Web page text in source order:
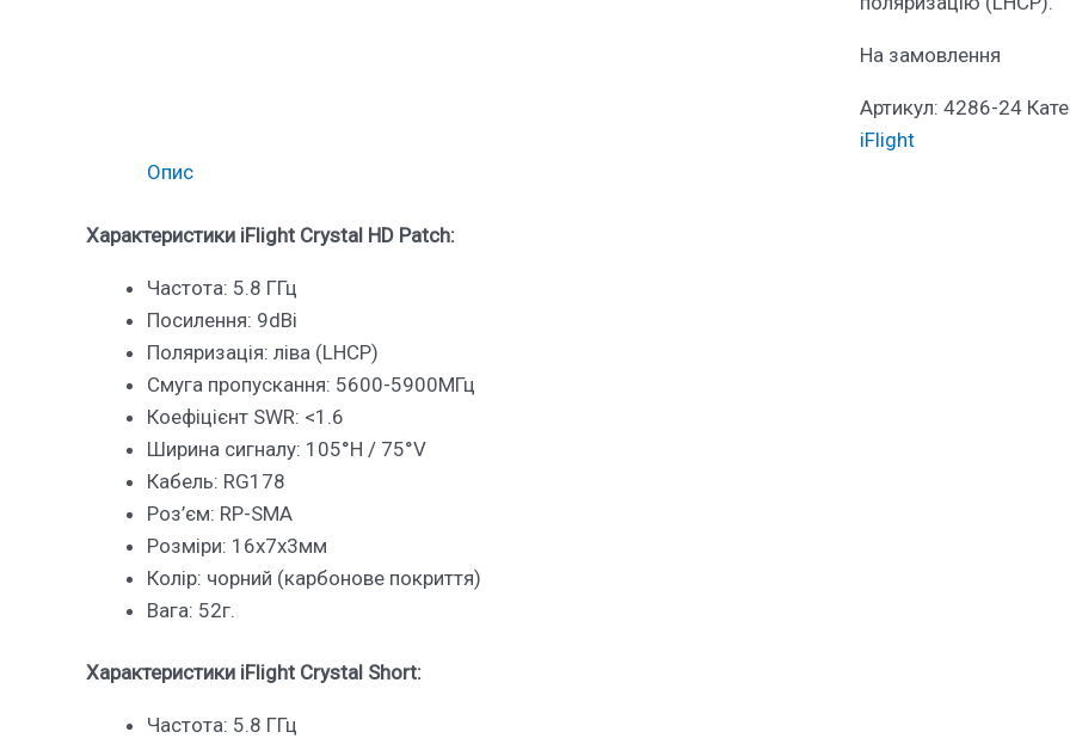
На замовлення
Артикул: 4286-24
iFlight
Опис
Характеристики iFlight Crystal HD Patch:
Частота: 5.8 ГГц
Посилення: 9dBi
Поляризація: ліва (LHCP)
Смуга пропускання: 5600-5900МГц
Коефіцієнт SWR: <1.6
Ширина сигналу: 105°H / 75°V
Кабель: RG178
Роз’єм: RP-SMA
Розміри: 16х7х3мм
Колір: чорний (карбонове покриття)
Вага: 52г.
Характеристики iFlight Crystal Short:
Частота: 5.8 ГГц